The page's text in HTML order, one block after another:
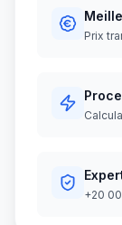
Prix
+20